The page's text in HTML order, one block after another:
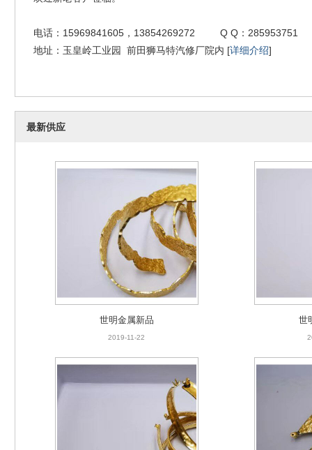
世明金属
2019-01-06
世
电话：15969841605，13854269272 Q Q：285953751
地址：玉皇岭工业园 前田狮马特汽修厂院内 [详细介绍]
最新供应
世明金属新品
2019-11-22
世